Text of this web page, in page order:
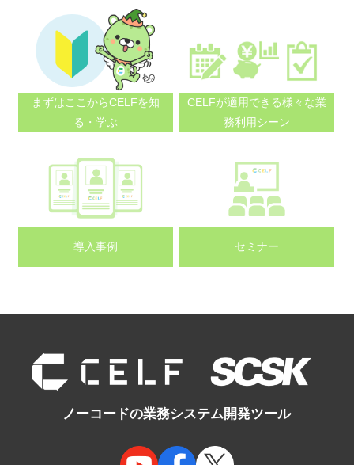
まずはここからCELFを知
る・学ぶ
CELFが適用できる様々な業
務利用シーン
導入事例 セミナー
ノーコードの業務システム開発ツール